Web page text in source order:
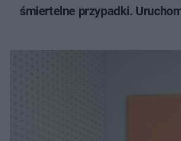
śmiertelne przypadki.